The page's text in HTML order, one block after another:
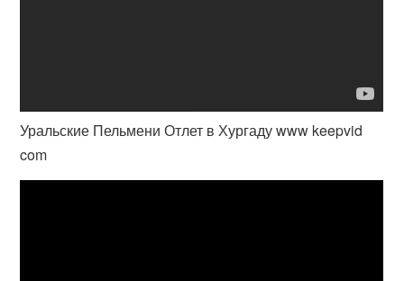
Уральские Пельмени Отлет в Хургаду www keepvid
com